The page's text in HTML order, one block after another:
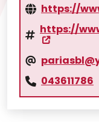
https://
https://
043611786